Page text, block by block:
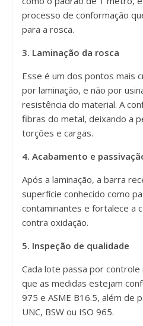
processo de conformação
para a rosca.
3. Laminação da rosca
Esse é um dos pontos mais
por laminação, e não por
resistência do material. A
fibras do metal, deixando a
torções e cargas.
4. Acabamento e
Após a laminação, a barra
superfície conhecido como
contaminantes e fortalece a
contra oxidação.
5. Inspeção de qualidade
Cada lote passa por
que as medidas estejam
975 e ASME B16.5, além de
UNC, BSW ou ISO 965.